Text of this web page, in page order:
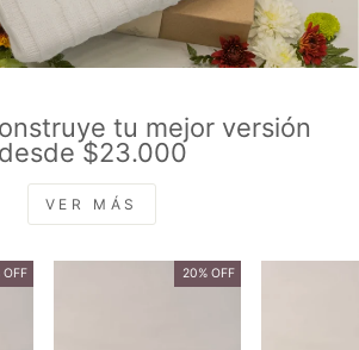
tu mejor versión
desde $23.000
VER MÁS
OFF 20% OFF